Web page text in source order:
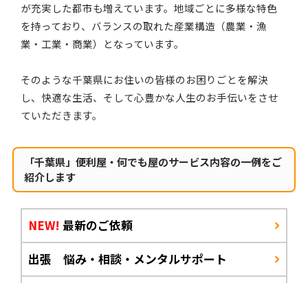
が充実した都市も増えています。地域ごとに多様な特色
を持っており、バランスの取れた産業構造（農業・漁
業・工業・商業）となっています。
そのような千葉県にお住いの皆様のお困りごとを解決
し、快適な生活、そして心豊かな人生のお手伝いをさせ
ていただきます。
「千葉県」便利屋・何でも屋のサービス内容の一例をご
紹介します
NEW! 最新のご依頼
出張 悩み・相談・メンタルサポート